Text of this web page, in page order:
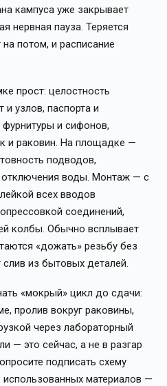
кампуса уже закрывает
нервная пауза. Теряется
потом, и расписание
прост: целостность
и узлов, паспорта и
фурнитуры и сифонов,
и раковин. На площадке —
подводов,
отключения воды. Монтаж — с
всех вводов
соединений,
колбы. Обычно всплывает
«дожать» резьбу без
из бытовых деталей.
«мокрый» цикл до сдачи:
пролив вокруг раковины,
через лабораторный
— это сейчас, а не в разгар
подписать схему
материалов —